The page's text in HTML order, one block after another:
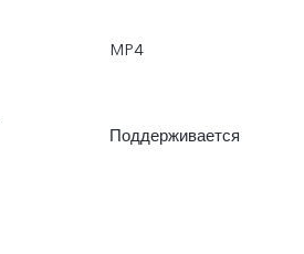
MP4
Поддерживается